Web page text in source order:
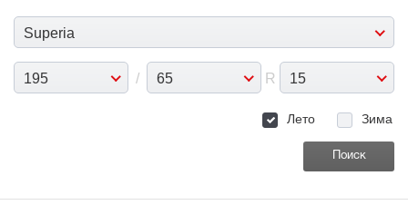
Superia
195 / 65 R 15
Лето Зима